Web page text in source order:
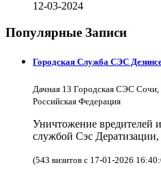
12-03-2024
Популярные Записи
Городская Служба СЭС
Дачная 13 Городская СЭС
Российская Федерация
Уничтожение вредителей
службой Сэс
(543 визитов с 17-01-2026